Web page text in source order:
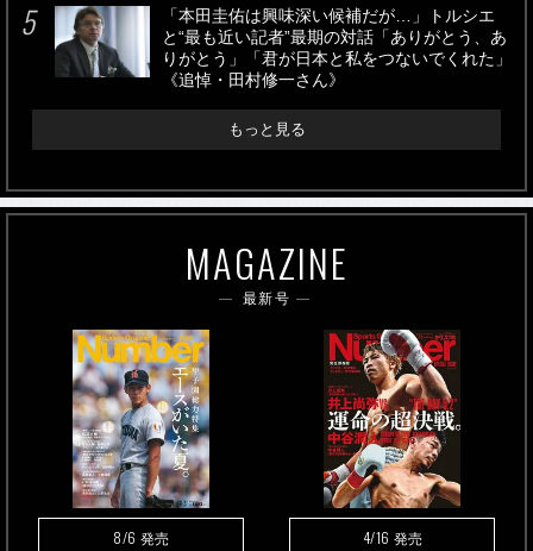
「本田圭佑は興味深い候補だが…」トルシエ
と“最も近い記者”最期の対話「ありがとう、あ
りがとう」「君が日本と私をつないでくれた」
《追悼・田村修一さん》
もっと見る
MAGAZINE
最新号
8/6 発売 4/16 発売